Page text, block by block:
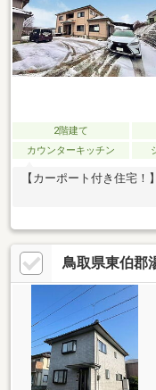
2階建て
カウンターキッチン
【カーポート付き住宅
鳥取県東伯郡